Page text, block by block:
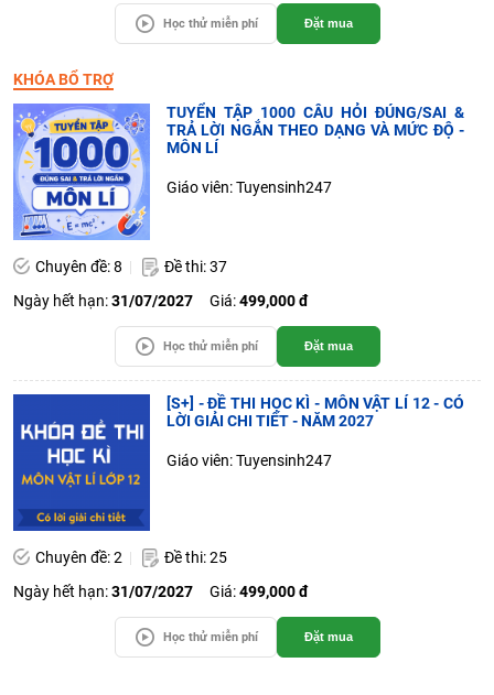
Học thử miễn phí Đặt mua
KHÓA BỔ TRỢ
TUYỂN TẬP 1000 CÂU HỎI ĐÚNG/SAI &
TRẢ LỜI NGẮN THEO DẠNG VÀ MỨC ĐỘ -
MÔN LÍ
Giáo viên: Tuyensinh247
Chuyên đề: 8
Đề thi: 37
Ngày hết hạn:31/07/2027 Giá:499,000 đ
Học thử miễn phí Đặt mua
[S+] - ĐỀ THI HỌC KÌ - MÔN VẬT LÍ 12 - CÓ
LỜI GIẢI CHI TIẾT - NĂM 2027
Giáo viên: Tuyensinh247
Chuyên đề: 2
Đề thi: 25
Ngày hết hạn:31/07/2027 Giá:499,000 đ
Học thử miễn phí Đặt mua